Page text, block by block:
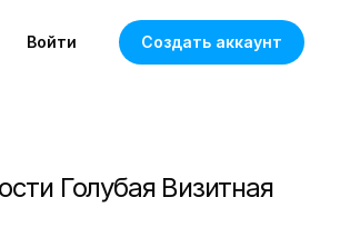
Войти Создать аккаунт
Голубая Визитная